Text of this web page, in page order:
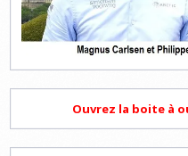
Ouvrez la boite à